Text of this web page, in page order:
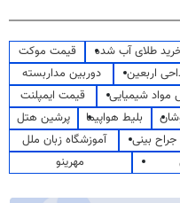
طلای آب شده
قیمت موکت
اربعین
دوربین مداربسته
شیمیایی
قیمت ایمپلنت
بلیط هواپیما
پرشین هتل
جراح بینی
آموزشگاه زبان ملل
مهرینو